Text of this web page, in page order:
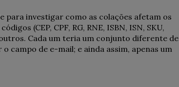
para investigar como as colações afetam os
(CEP, CPF, RG, RNE, ISBN, ISN, SKU,
Cada um teria um conjunto diferente de
campo de e-mail; e ainda assim, apenas um